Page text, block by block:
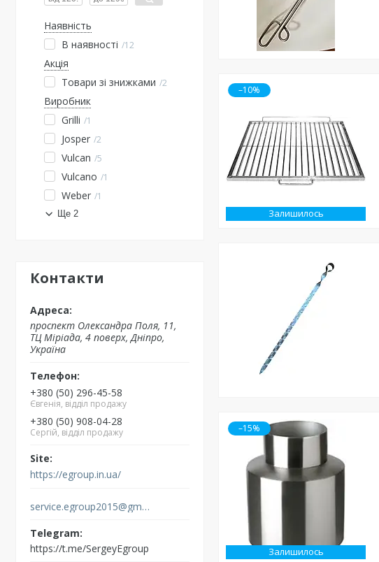
Наявність
В наявності
12
Акція
Товари зі знижками 2
Виробник
Grilli
1
Josper 2
Vulcan 5
Vulcano 1
Weber 1
Ще 2
Контакти
проспект Олександра Поля, 11,
ТЦ Міріада, 4 поверх, Дніпро,
Україна
+380 (50) 296-45-58
Євгенія, відділ продажу
+380 (50) 908-04-28
Сергій, відділ продажу
https://egroup.in.ua/
service.egroup2015@gmail.com
https://t.me/SergeyEgroup
–10%
Залишилось
–15%
Залишилось